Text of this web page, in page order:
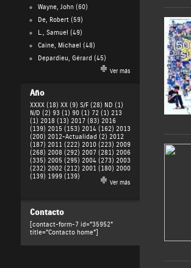
Wayne, John(60)
De, Robert(59)
L., Samuel (49)
Caine, Michael (48)
Depardieu, Gérard (45)
Ver más
Año
XXXX (18) XX (9) S/F (28) ND (1)
N/D (2) 93 (1) 90 (1) 72 (1) 213
(1) 2018 (13) 2017 (83) 2016
(139) 2015 (153) 2014 (162) 2013
(200) 2012-Actualidad (2) 2012
(187) 2011 (222) 2010 (223) 2009
(268) 2008 (292) 2007 (281) 2006
(335) 2005 (295) 2004 (273) 2003
(232) 2002 (212) 2001 (180) 2000
(139) 1999 (139)
Ver más
Contacto
[contact-form-7 id="35952"
title="Contacto home"]